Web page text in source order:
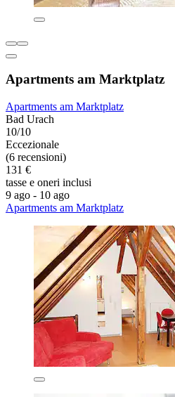
Apartments am Marktplatz
Apartments am Marktplatz
Bad Urach
10/10
Eccezionale
(6 recensioni)
131 €
tasse e oneri inclusi
9 ago - 10 ago
Apartments am Marktplatz